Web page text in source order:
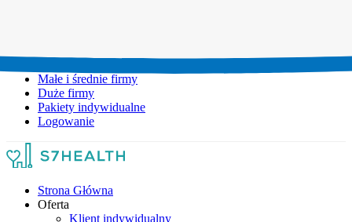
Małe i średnie firmy
Duże firmy
Pakiety indywidualne
Logowanie
Strona Główna
Oferta
Klient indywidualny